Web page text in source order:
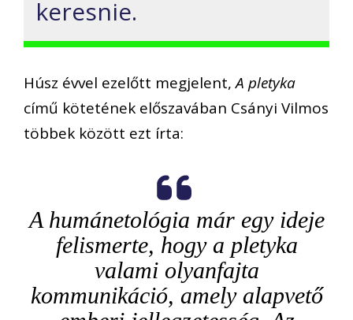
keresnie.
Húsz évvel ezelőtt megjelent,A pletyka
című kötetének előszavában Csányi Vilmos
többek között ezt írta:
A humánetológia már egy ideje
felismerte, hogy a pletyka
valami olyanfajta
kommunikáció, amely alapvető